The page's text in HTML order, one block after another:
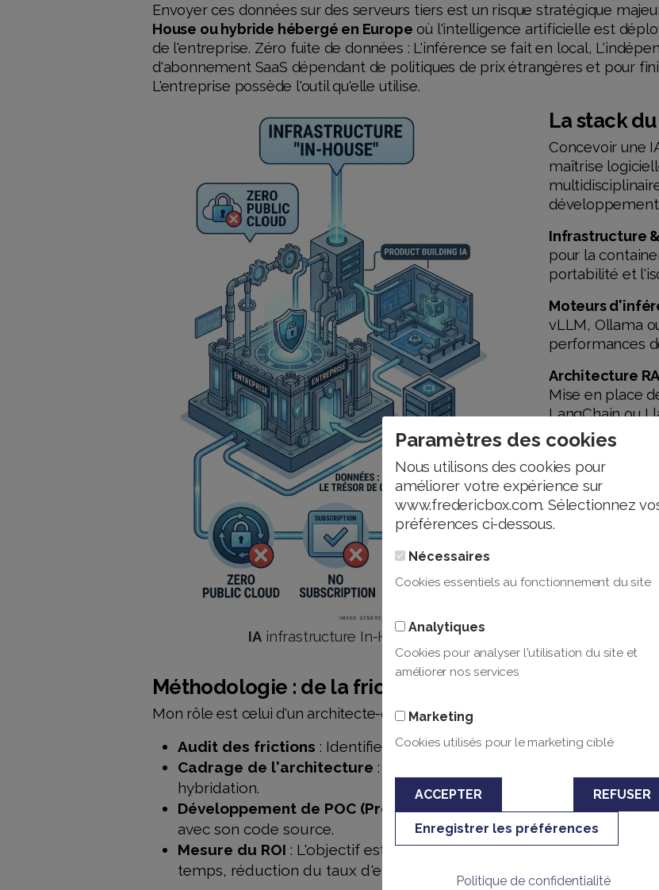
Envoyer ces données sur des serveurs tiers est un risque stratégique
House ou hybride hébergé en Europe où l'intelligence artificielle est
de l'entreprise. Zéro fuite de données : L'inférence se fait en local,
d'abonnement SaaS dépendant de politiques de prix étrangères et pour
L'entreprise possède l'outil qu'elle utilise.
IA infrastructure In-House
La stack
Concevoir une
maîtrise
développement
Infrastructure
pour la
portabilité et
Moteurs
vLLM, Ollama
performances
Architecture
Mise en place
LangChain ou
documentaires
des bases de
FAISS).
Python
bibliothèques
créer la "colle"
et les modèles
Méthodologie : de la friction au KPI
Mon rôle est celui d'un architecte-constructeur. Je ne livre pas un logiciel,
Audit des frictions : Identifier la tâche répétitive qui coûte du
Cadrage de l'architecture : Définir si la solution nécessite de l'IA,
hybridation.
Développement de POC (Proof of Concept): Construction
avec son code source.
Mesure du ROI : L'objectif est systématique : viser une efficience
temps, réduction du taux d'erreur).
Paramètres des cookies
Nous utilisons des cookies pour
améliorer votre expérience sur
www.fredericbox.com. Sélectionnez
préférences ci-dessous.
Nécessaires
Cookies essentiels au fonctionnement du site
Analytiques
Cookies pour analyser l'utilisation du site et
améliorer nos services
Marketing
Cookies utilisés pour le marketing ciblé
ACCEPTER REFUSER
Enregistrer les préférences
Politique de confidentialité